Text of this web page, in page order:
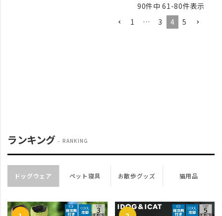
90件中 61 -80件表示
1
… 3 4 5
ランキング RANKING
ドッグウェア ペット寝具 お散歩グッズ 猫用品